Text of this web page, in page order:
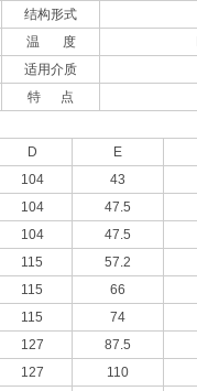
结构形式
温 度
适用介质
特 点
D E
104 43
104 47.5
104 47.5
115 57.2
115 66
115 74
127 87.5
127 110